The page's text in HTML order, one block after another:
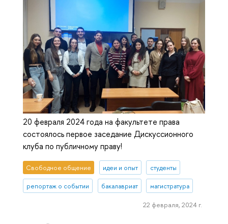
20 февраля 2024 года на факультете права
состоялось первое заседание Дискуссионного
клуба по публичному праву!
Свободное общение идеи и опыт студенты
репортаж о событии бакалавриат магистратура
22 февраля, 2024 г.